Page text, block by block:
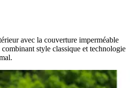
avec la couverture imperméable
style classique et technologie